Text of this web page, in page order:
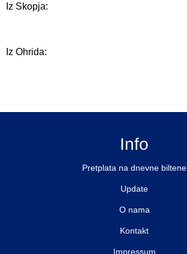
Iz Skopja:
Iz Ohrida:
Info
Pretplata na dnevne biltene
Update
O nama
Kontakt
Impressum